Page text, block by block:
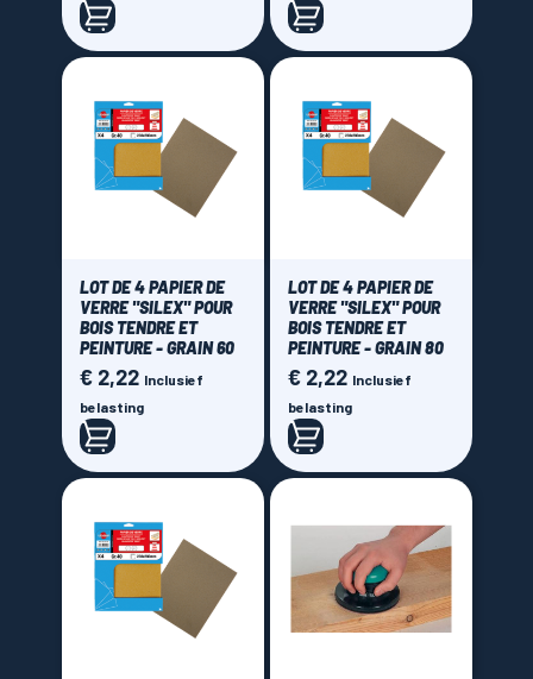
LOT DE 4 PAPIER DE
VERRE "SILEX" POUR
BOIS TENDRE ET
PEINTURE - GRAIN 60
Prijs
€ 2,22 Inclusief
belasting
LOT DE 4 PAPIER DE
VERRE "SILEX" POUR
BOIS TENDRE ET
PEINTURE - GRAIN 80
Prijs
€ 2,22 Inclusief
belasting